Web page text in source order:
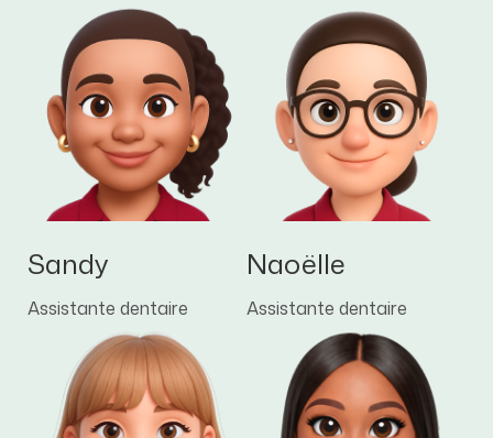
Sandy
Assistante dentaire
Naoëlle
Assistante dentaire